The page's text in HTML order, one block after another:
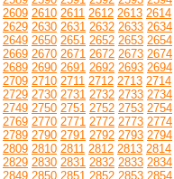
2609 2610 2611 2612 2613 2614
2629 2630 2631 2632 2633 2634
2649 2650 2651 2652 2653 2654
2669 2670 2671 2672 2673 2674
2689 2690 2691 2692 2693 2694
2709 2710 2711 2712 2713 2714
2729 2730 2731 2732 2733 2734
2749 2750 2751 2752 2753 2754
2769 2770 2771 2772 2773 2774
2789 2790 2791 2792 2793 2794
2809 2810 2811 2812 2813 2814
2829 2830 2831 2832 2833 2834
2849 2850 2851 2852 2853 2854